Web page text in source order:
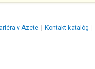
v Azete Kontakt katalóg